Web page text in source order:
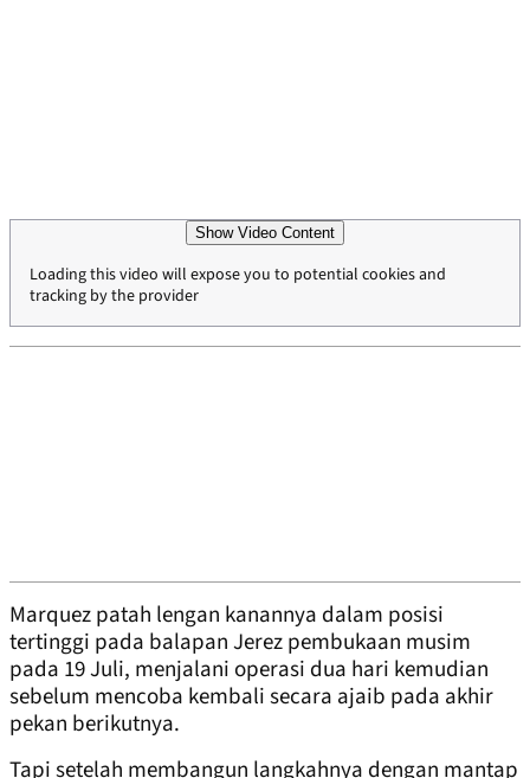
Show Video Content
Loading this video will expose you to potential cookies and
tracking by the provider
Marquez patah lengan kanannya dalam posisi
tertinggi pada balapan Jerez pembukaan musim
pada 19 Juli, menjalani operasi dua hari kemudian
sebelum mencoba kembali secara ajaib pada akhir
pekan berikutnya.
Tapi setelah membangun langkahnya dengan mantap